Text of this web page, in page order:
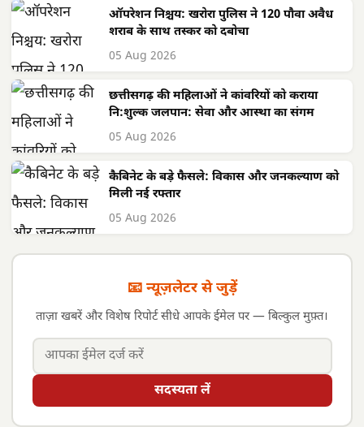
ऑपरेशन निश्चय: खरोरा पुलिस ने 120 पौवा अवैध
शराब के साथ तस्कर को दबोचा
05 Aug 2026
छत्तीसगढ़ की महिलाओं ने कांवरियों को कराया
नि:शुल्क जलपान: सेवा और आस्था का संगम
05 Aug 2026
कैबिनेट के बड़े फैसले: विकास और जनकल्याण को
मिली नई रफ्तार
05 Aug 2026
📧 न्यूज़लेटर से जुड़ें
ताज़ा खबरें और विशेष रिपोर्ट सीधे आपके ईमेल पर — बिल्कुल मुफ़्त।
सदस्यता लें